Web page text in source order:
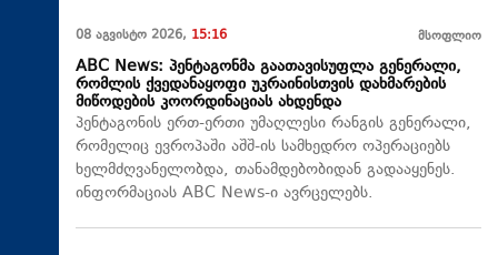
08 აგვისტო 2026, 15:16 მსოფლიო
ABC News: პენტაგონმა გაათავისუფლა გენერალი,
რომლის ქვედანაყოფი უკრაინისთვის დახმარების
მიწოდების კოორდინაციას ახდენდა
პენტაგონის ერთ-ერთი უმაღლესი რანგის გენერალი,
რომელიც ევროპაში აშშ-ის სამხედრო ოპერაციებს
ხელმძღვანელობდა, თანამდებობიდან გადააყენეს.
ინფორმაციას ABC News-ი ავრცელებს.